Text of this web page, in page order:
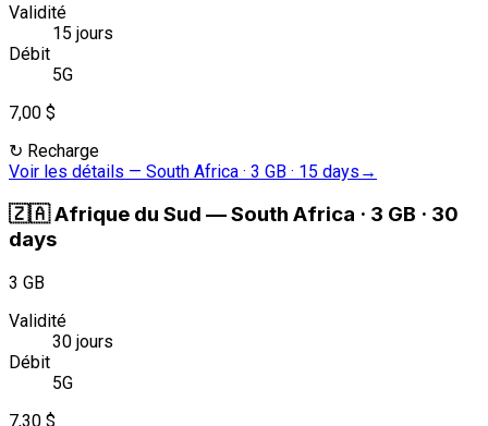
Validité
15 jours
Débit
5G
7,00 $
↻ Recharge
Voir les détails — South Africa · 3 GB · 15 days →
🇿🇦Afrique du Sud —South Africa · 3 GB · 30
days
3 GB
Validité
30 jours
Débit
5G
7,30 $